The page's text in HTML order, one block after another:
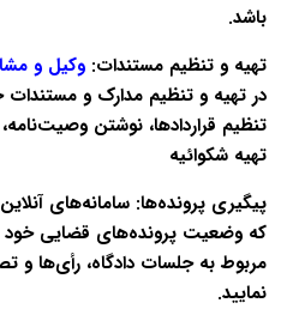
باشد.
تهیه و تنظیم مستندات: وکیل و
در تهیه و تنظیم مدارک و مستندات
تنظیم قراردادها، نوشتن
تهیه شکوائیه
پیگیری پرونده‌ها: سامانه‌های
که وضعیت پرونده‌های قضایی خود
مربوط به جلسات دادگاه، رأی‌ها و
نمایید.